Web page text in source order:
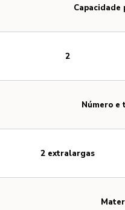
Número e
2
2 extralargas